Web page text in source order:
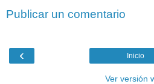
Publicar un comentario
‹ Inicio
Ver versión